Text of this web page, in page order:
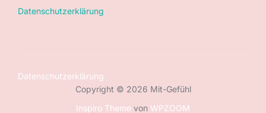
Datenschutzerklärung
Datenschutzerklärung
Copyright © 2026 Mit-Gefühl
Inspiro Theme von WPZOOM